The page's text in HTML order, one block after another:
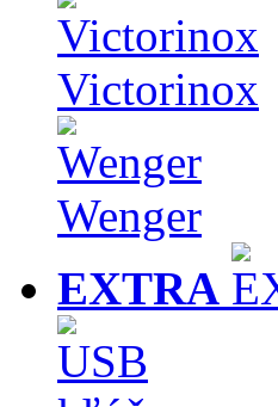
Victorinox
Wenger
EXTRA